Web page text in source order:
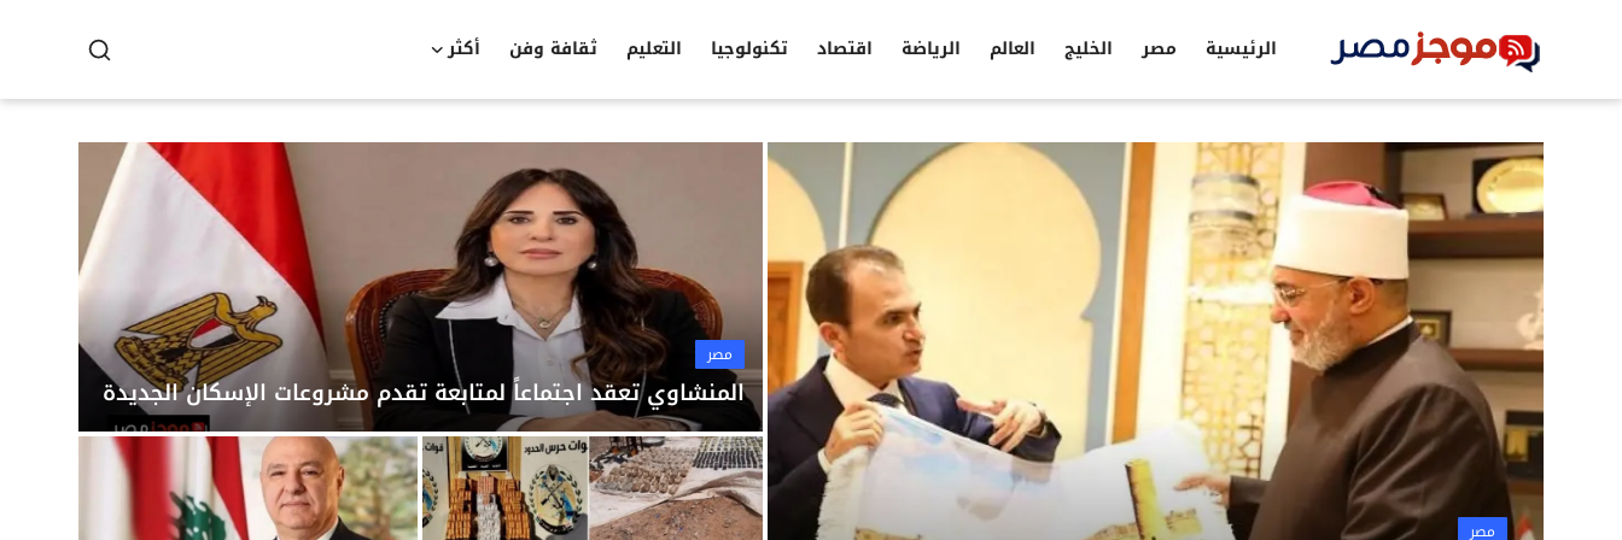
الرئيسية مصر الخليج العالم الرياضة اقتصاد تكنولوجيا التعليم ثقافة وفن أكثر
الرئيسية
تكنولوجيا
مصر مصر
مصر
المنشاوي تعقد اجتماعاً لمتابعة تقدم مشروعات الإسكان الجديدة